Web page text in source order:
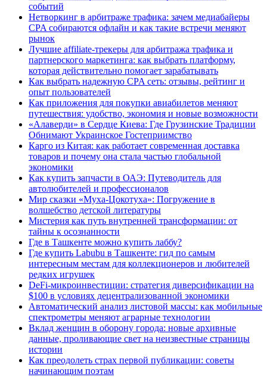
событий
Нетворкинг в арбитраже трафика: зачем медиабайеры
CPA собираются офлайн и как такие встречи меняют
рынок
Лучшие affiliate-трекеры для арбитража трафика и
партнерского маркетинга: как выбрать платформу,
которая действительно помогает зарабатывать
Как выбрать надежную CPA сеть: отзывы, рейтинг и
опыт пользователей
Как приложения для покупки авиабилетов меняют
путешествия: удобство, экономия и новые возможности
«Алаверди» в Сердце Киева: Где Грузинские Традиции
Обнимают Украинское Гостеприимство
Карго из Китая: как работает современная доставка
товаров и почему она стала частью глобальной
экономики
Как купить запчасти в ОАЭ: Путеводитель для
автолюбителей и профессионалов
Мир сказки «Муха-Цокотуха»: Погружение в
волшебство детской литературы
Мистерия как путь внутренней трансформации: от
тайны к осознанности
Где в Ташкенте можно купить лаббу?
Где купить Labubu в Ташкенте: гид по самым
интересным местам для коллекционеров и любителей
редких игрушек
DeFi-микроинвестиции: стратегия диверсификации на
$100 в условиях децентрализованной экономики
Автоматический анализ листовой массы: как мобильные
спектрометры меняют аграрные технологии
Вклад женщин в оборону города: новые архивные
данные, проливающие свет на неизвестные страницы
истории
Как преодолеть страх первой публикации: советы
начинающим поэтам